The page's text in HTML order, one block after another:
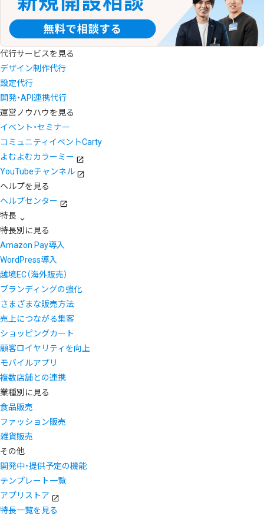
代行サービスを見る
デザイン制作代行
設定代行
開発・API連携代行
運営ノウハウを見る
イベント・セミナー
コミュニティイベントCarty
よむよむカラーミー
YouTubeチャンネル
ヘルプを見る
ヘルプセンター
特長
特長別に見る
Amazon Pay導入
WordPress導入
越境EC（海外販売）
ブランディングの強化
さまざまな販売方法
売上につながる集客
ショッピングカート
顧客ロイヤリティを向上
モバイルアプリ
複数店舗との連携
業種別に見る
食品販売
ファッション販売
雑貨販売
その他
開発中・提供予定の機能
テンプレート一覧
アプリストア
特長一覧を見る